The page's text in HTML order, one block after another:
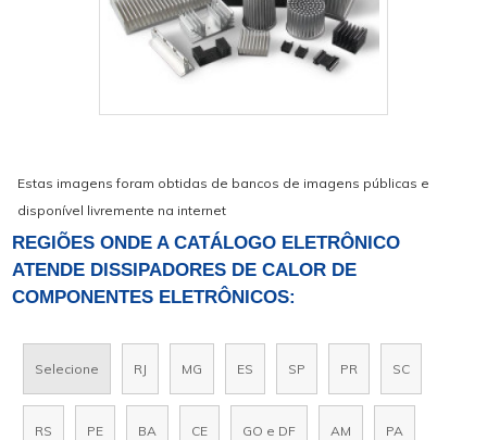
Estas imagens foram obtidas de bancos de imagens públicas e
disponível livremente na internet
REGIÕES ONDE A CATÁLOGO ELETRÔNICO
ATENDE DISSIPADORES DE CALOR DE
COMPONENTES ELETRÔNICOS:
Selecione RJ MG ES SP PR SC
RS PE BA CE GO e DF AM PA